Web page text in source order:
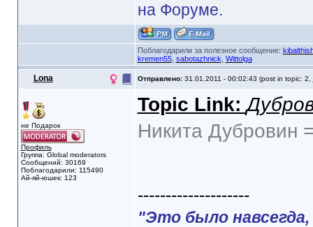
на Форуме.
Поблагодарили за полезное сообщение:
kremen55, sabotazhnick Wittolga
Lona Отправлено: 31.01.2011 - 00:02:43 (post in topic: 2,
не Подарок
Профиль
Группа: Global moderators
Сообщений: 30169
Поблагодарили: 115490
Ай-яй-юшек: 123
Topic Link:
Никита Дубровин
--------------------
"Это было навсегда,